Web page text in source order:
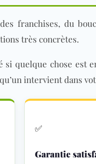
franchises, du
très concrètes.
quelque chose est
intervient dans
✅
Garantie